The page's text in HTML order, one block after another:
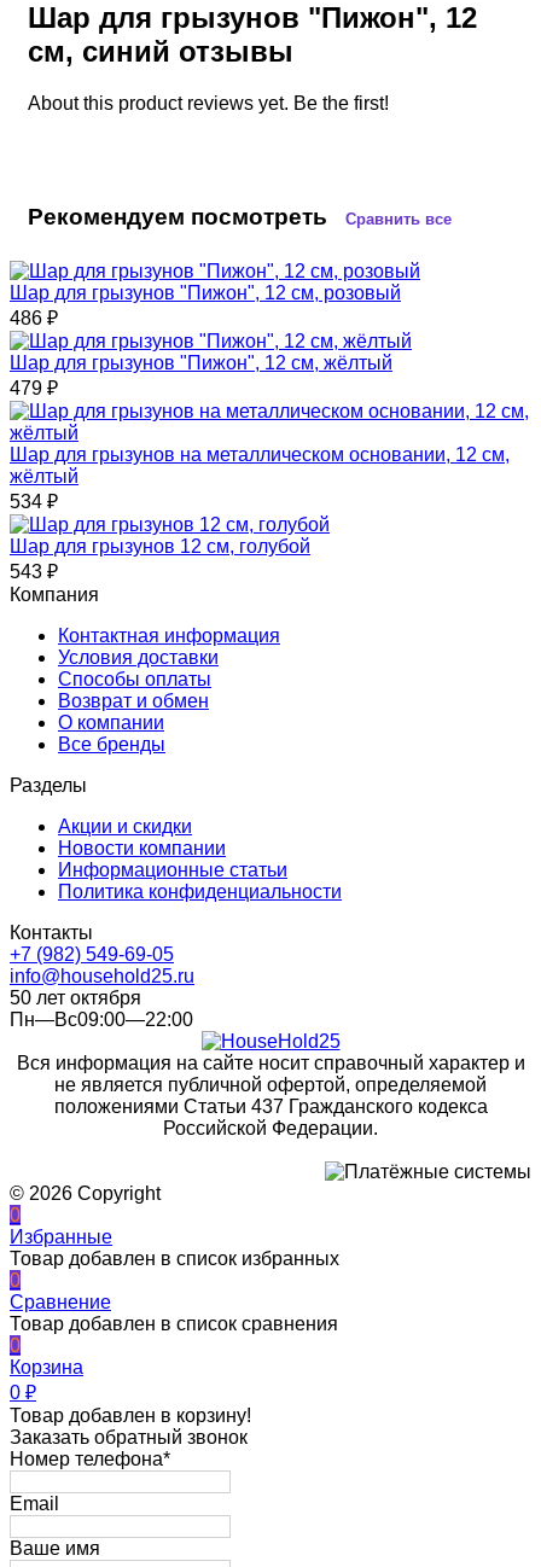
Шар для грызунов "Пижон", 12
см, синий отзывы
About this product reviews yet. Be the first!
Рекомендуем посмотреть Сравнить все
Шар для грызунов "Пижон", 12 см, розовый
486 ₽
Шар для грызунов "Пижон", 12 см, жёлтый
479 ₽
Шар для грызунов на металлическом основании, 12 см,
жёлтый
534 ₽
Шар для грызунов 12 см, голубой
543 ₽
Компания
Контактная информация
Условия доставки
Способы оплаты
Возврат и обмен
О компании
Все бренды
Разделы
Акции и скидки
Новости компании
Информационные статьи
Политика конфиденциальности
Контакты
+7 (982) 549-69-05
info@household25.ru
50 лет октября
Пн—Вс09:00—22:00
Вся информация на сайте носит справочный характер и
не является публичной офертой, определяемой
положениями Статьи 437 Гражданского кодекса
Российской Федерации.
© 2026 Copyright
0
Избранные
Товар добавлен в список избранных
0
Сравнение
Товар добавлен в список сравнения
0
Корзина
0 ₽
Товар добавлен в корзину!
Заказать обратный звонок
Номер телефона*
Email
Ваше имя